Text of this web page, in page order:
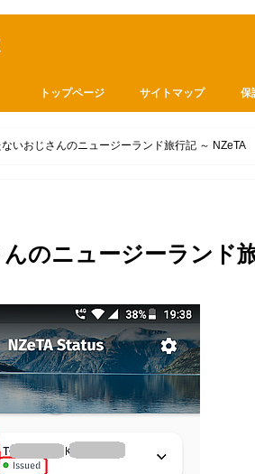
トップページ サイトマップ 保
いおじさんのニュージーランド旅行記 ～ NZeTA
のニュージーランド